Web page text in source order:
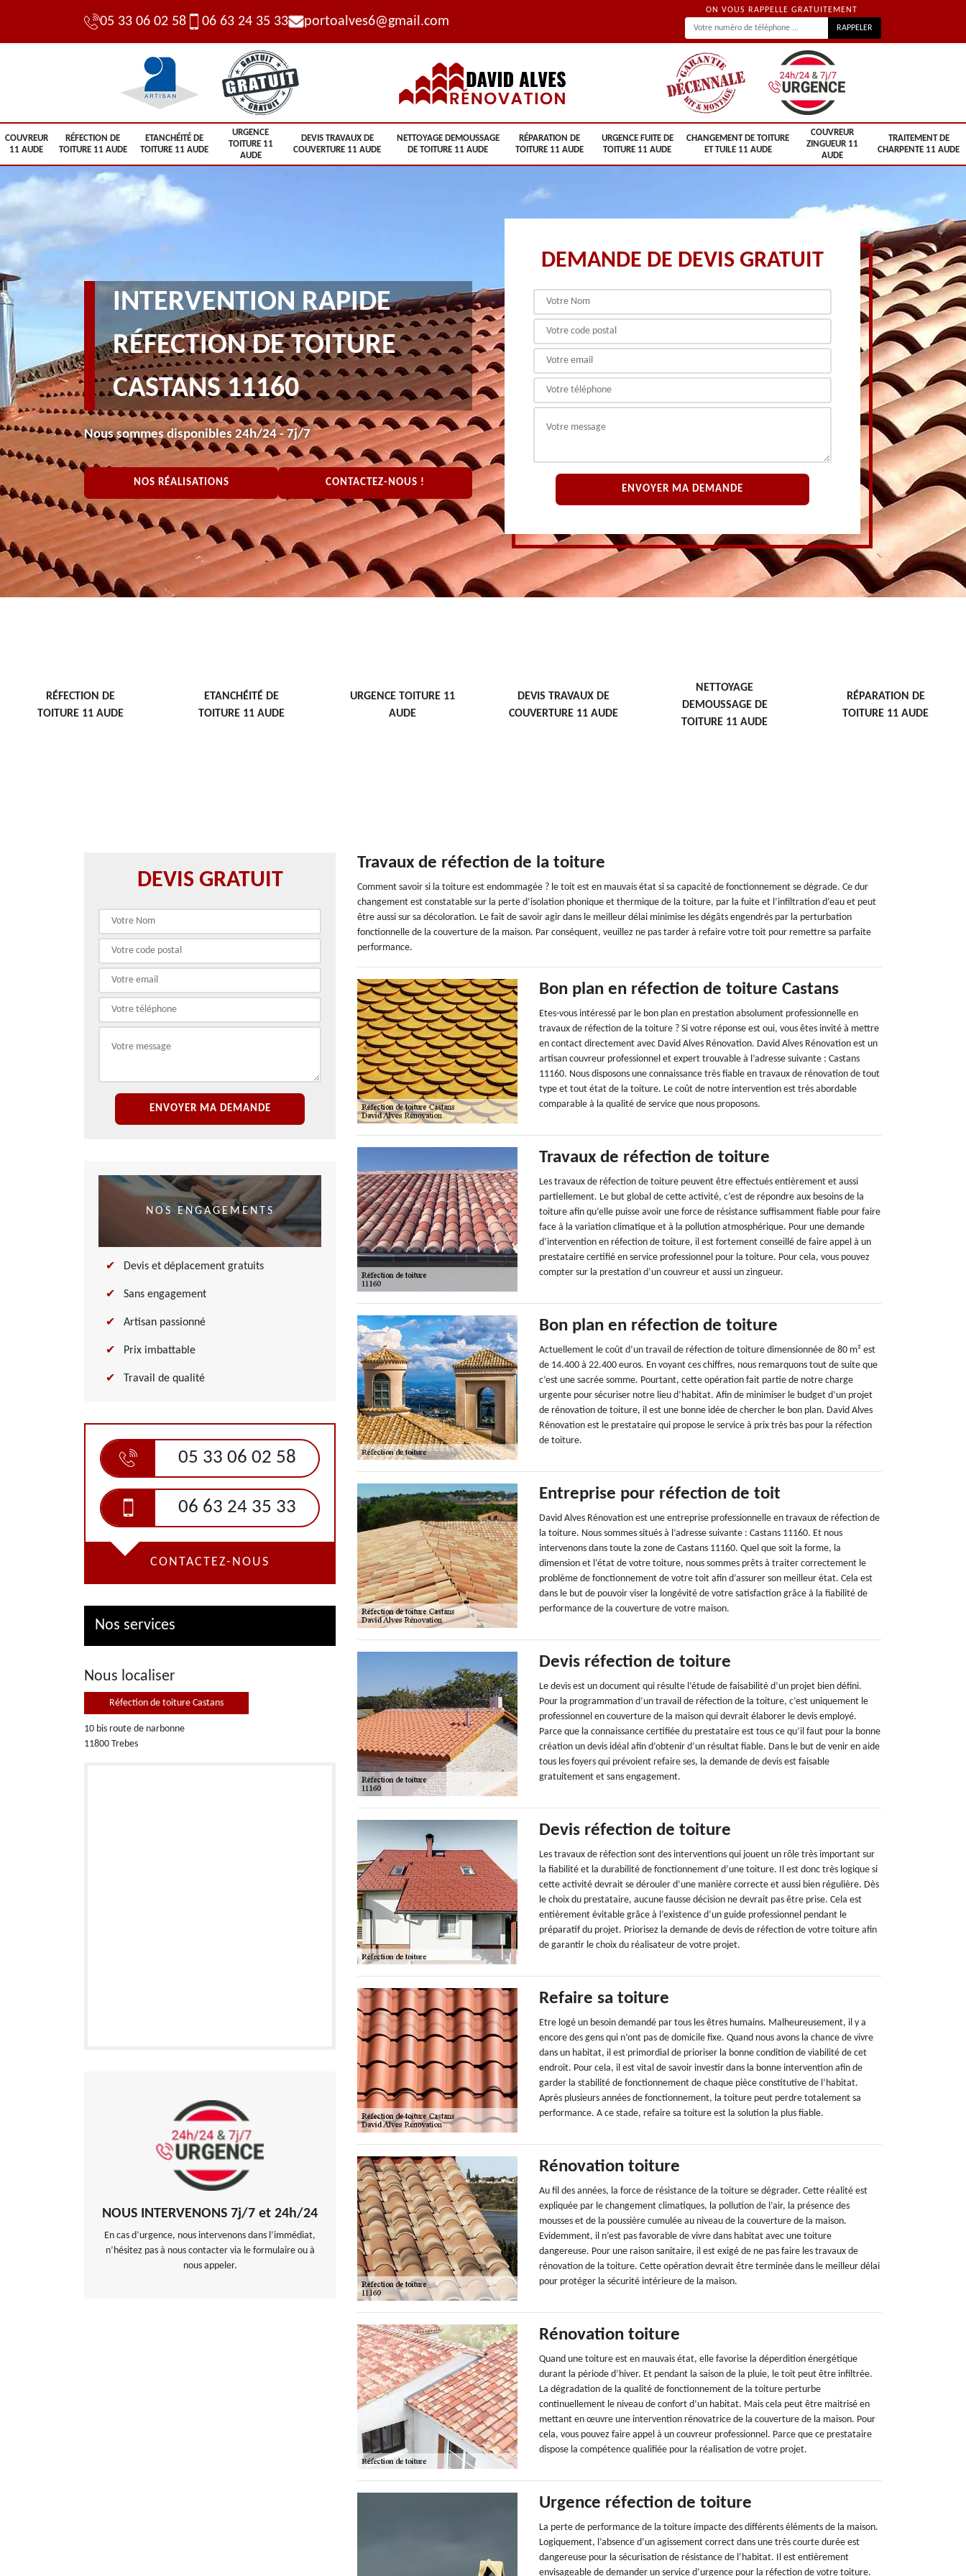
05 33 06 02 58 06 63 24 35 33 portoalves6@gmail.com
ON VOUS RAPPELLE GRATUITEMENT
COUVREUR
11 AUDE
RÉFECTION DE
TOITURE 11 AUDE
ETANCHÉITÉ DE
TOITURE 11 AUDE
URGENCE
TOITURE 11
AUDE
DEVIS TRAVAUX DE
COUVERTURE 11 AUDE
NETTOYAGE DEMOUSSAGE
DE TOITURE 11 AUDE
RÉPARATION DE
TOITURE 11 AUDE
URGENCE FUITE DE
TOITURE 11 AUDE
CHANGEMENT DE TOITURE
ET TUILE 11 AUDE
COUVREUR
ZINGUEUR 11
AUDE
TRAITEMENT DE
CHARPENTE 11 AUDE
INTERVENTION RAPIDE
RÉFECTION DE TOITURE
CASTANS 11160
Nous sommes disponibles 24h/24 - 7j/7
NOS RÉALISATIONS CONTACTEZ-NOUS !
DEMANDE DE DEVIS GRATUIT
RÉFECTION DE
TOITURE 11 AUDE
ETANCHÉITÉ DE
TOITURE 11 AUDE
URGENCE TOITURE 11
AUDE
DEVIS TRAVAUX DE
COUVERTURE 11 AUDE
NETTOYAGE
DEMOUSSAGE DE
TOITURE 11 AUDE
RÉPARATION DE
TOITURE 11 AUDE
DEVIS GRATUIT
NOS ENGAGEMENTS
Devis et déplacement gratuits
Sans engagement
Artisan passionné
Prix imbattable
Travail de qualité
05 33 06 02 58
06 63 24 35 33
CONTACTEZ-NOUS
Nos services
Nous localiser
Réfection de toiture Castans
10 bis route de narbonne
11800 Trebes
NOUS INTERVENONS 7j/7 et 24h/24
En cas d’urgence, nous intervenons dans l’immédiat,
n’hésitez pas à nous contacter via le formulaire ou à
nous appeler.
Travaux de réfection de la toiture
Comment savoir si la toiture est endommagée ? le toit est en mauvais état si sa capacité de fonctionnement se dégrade. Ce dur
changement est constatable sur la perte d’isolation phonique et thermique de la toiture, par la fuite et l’infiltration d’eau et peut
être aussi sur sa décoloration. Le fait de savoir agir dans le meilleur délai minimise les dégâts engendrés par la perturbation
fonctionnelle de la couverture de la maison. Par conséquent, veuillez ne pas tarder à refaire votre toit pour remettre sa parfaite
performance.
Bon plan en réfection de toiture Castans
Etes-vous intéressé par le bon plan en prestation absolument professionnelle en
travaux de réfection de la toiture ? Si votre réponse est oui, vous êtes invité à mettre
en contact directement avec David Alves Rénovation. David Alves Rénovation est un
artisan couvreur professionnel et expert trouvable à l’adresse suivante : Castans
11160. Nous disposons une connaissance très fiable en travaux de rénovation de tout
type et tout état de la toiture. Le coût de notre intervention est très abordable
comparable à la qualité de service que nous proposons.
Travaux de réfection de toiture
Les travaux de réfection de toiture peuvent être effectués entièrement et aussi
partiellement. Le but global de cette activité, c’est de répondre aux besoins de la
toiture afin qu’elle puisse avoir une force de résistance suffisamment fiable pour faire
face à la variation climatique et à la pollution atmosphérique. Pour une demande
d’intervention en réfection de toiture, il est fortement conseillé de faire appel à un
prestataire certifié en service professionnel pour la toiture. Pour cela, vous pouvez
compter sur la prestation d’un couvreur et aussi un zingueur.
Bon plan en réfection de toiture
Actuellement le coût d’un travail de réfection de toiture dimensionnée de 80 m² est
de 14.400 à 22.400 euros. En voyant ces chiffres, nous remarquons tout de suite que
c’est une sacrée somme. Pourtant, cette opération fait partie de notre charge
urgente pour sécuriser notre lieu d’habitat. Afin de minimiser le budget d’un projet
de rénovation de toiture, il est une bonne idée de chercher le bon plan. David Alves
Rénovation est le prestataire qui propose le service à prix très bas pour la réfection
de toiture.
Entreprise pour réfection de toit
David Alves Rénovation est une entreprise professionnelle en travaux de réfection de
la toiture. Nous sommes situés à l’adresse suivante : Castans 11160. Et nous
intervenons dans toute la zone de Castans 11160. Quel que soit la forme, la
dimension et l’état de votre toiture, nous sommes prêts à traiter correctement le
problème de fonctionnement de votre toit afin d’assurer son meilleur état. Cela est
dans le but de pouvoir viser la longévité de votre satisfaction grâce à la fiabilité de
performance de la couverture de votre maison.
Devis réfection de toiture
Le devis est un document qui résulte l’étude de faisabilité d’un projet bien défini.
Pour la programmation d’un travail de réfection de la toiture, c’est uniquement le
professionnel en couverture de la maison qui devrait élaborer le devis employé.
Parce que la connaissance certifiée du prestataire est tous ce qu’il faut pour la bonne
création un devis idéal afin d’obtenir d’un résultat fiable. Dans le but de venir en aide
tous les foyers qui prévoient refaire ses, la demande de devis est faisable
gratuitement et sans engagement.
Devis réfection de toiture
Les travaux de réfection sont des interventions qui jouent un rôle très important sur
la fiabilité et la durabilité de fonctionnement d’une toiture. Il est donc très logique si
cette activité devrait se dérouler d’une manière correcte et aussi bien régulière. Dès
le choix du prestataire, aucune fausse décision ne devrait pas être prise. Cela est
entièrement évitable grâce à l’existence d’un guide professionnel pendant le
préparatif du projet. Priorisez la demande de devis de réfection de votre toiture afin
de garantir le choix du réalisateur de votre projet.
Refaire sa toiture
Etre logé un besoin demandé par tous les êtres humains. Malheureusement, il y a
encore des gens qui n’ont pas de domicile fixe. Quand nous avons la chance de vivre
dans un habitat, il est primordial de prioriser la bonne condition de viabilité de cet
endroit. Pour cela, il est vital de savoir investir dans la bonne intervention afin de
garder la stabilité de fonctionnement de chaque pièce constitutive de l’habitat.
Après plusieurs années de fonctionnement, la toiture peut perdre totalement sa
performance. A ce stade, refaire sa toiture est la solution la plus fiable.
Rénovation toiture
Au fil des années, la force de résistance de la toiture se dégrader. Cette réalité est
expliquée par le changement climatiques, la pollution de l’air, la présence des
mousses et de la poussière cumulée au niveau de la couverture de la maison.
Evidemment, il n’est pas favorable de vivre dans habitat avec une toiture
dangereuse. Pour une raison sanitaire, il est exigé de ne pas faire les travaux de
rénovation de la toiture. Cette opération devrait être terminée dans le meilleur délai
pour protéger la sécurité intérieure de la maison.
Rénovation toiture
Quand une toiture est en mauvais état, elle favorise la déperdition énergétique
durant la période d’hiver. Et pendant la saison de la pluie, le toit peut être infiltrée.
La dégradation de la qualité de fonctionnement de la toiture perturbe
continuellement le niveau de confort d’un habitat. Mais cela peut être maitrisé en
mettant en œuvre une intervention rénovatrice de la couverture de la maison. Pour
cela, vous pouvez faire appel à un couvreur professionnel. Parce que ce prestataire
dispose la compétence qualifiée pour la réalisation de votre projet.
Urgence réfection de toiture
La perte de performance de la toiture impacte des différents éléments de la maison.
Logiquement, l’absence d’un agissement correct dans une très courte durée est
dangereuse pour la sécurisation de résistance de l’habitat. Il est entièrement
envisageable de demander un service d’urgence pour la réfection de votre toiture.